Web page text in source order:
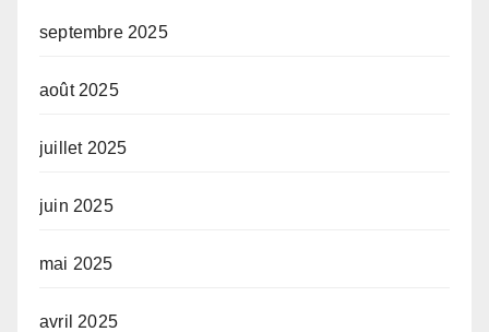
septembre 2025
août 2025
juillet 2025
juin 2025
mai 2025
avril 2025